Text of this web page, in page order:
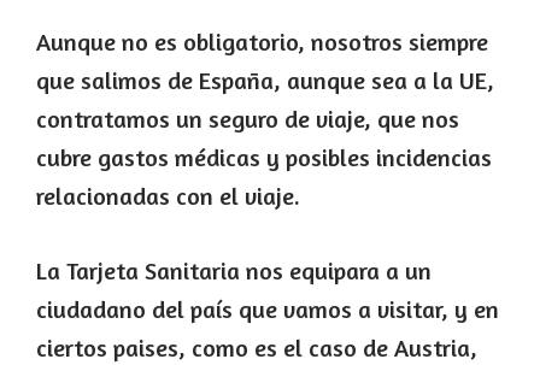
Aunque no es obligatorio, nosotros siempre
que salimos de España, aunque sea a la UE,
contratamos un seguro de viaje, que nos
cubre gastos médicas y posibles incidencias
relacionadas con el viaje.
La Tarjeta Sanitaria nos equipara a un
ciudadano del país que vamos a visitar, y en
ciertos paises, como es el caso de Austria,